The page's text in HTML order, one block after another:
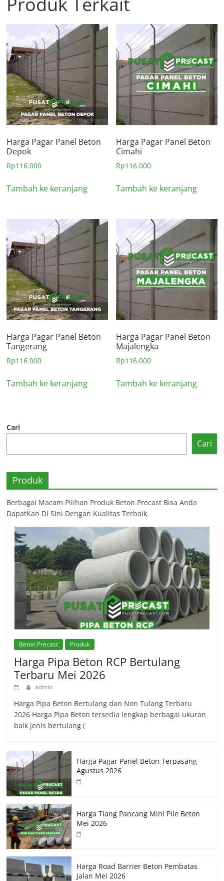
Harga Pagar Panel Beton
Depok
Rp116.000
Tambah ke keranjang
Harga Pagar Panel Beton
Cimahi
Rp116.000
Tambah ke keranjang
Harga Pagar Panel Beton
Tangerang
Rp116.000
Tambah ke keranjang
Harga Pagar Panel Beton
Majalengka
Rp116.000
Tambah ke keranjang
Cari
Cari
Produk
Berbagai Macam Pilihan Produk Beton Precast Bisa Anda
DapatKan Di Sini Dengan Kualitas Terbaik.
Beton Precast Produk
Harga Pipa Beton RCP Bertulang
Terbaru Mei 2026
admin
Harga Pipa Beton Bertulang dan Non Tulang Terbaru
2026 Harga Pipa Beton tersedia lengkap berbagai ukuran
baik jenis bertulang (
Harga Pagar Panel Beton Terpasang
Agustus 2026
Harga Tiang Pancang Mini Pile Beton
Mei 2026
Harga Road Barrier Beton Pembatas
Jalan Mei 2026